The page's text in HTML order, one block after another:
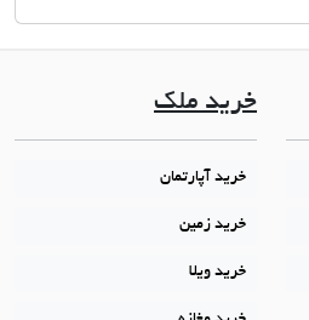
خرید ملک
خرید آپارتمان
خرید زمین
خرید ویلا